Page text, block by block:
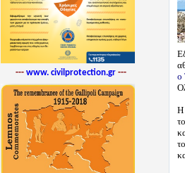
--- www. civilprotection.gr---
ο
Η